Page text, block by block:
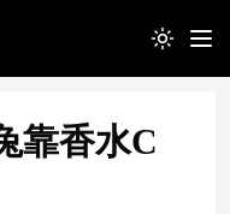
Toggle
靠香水C